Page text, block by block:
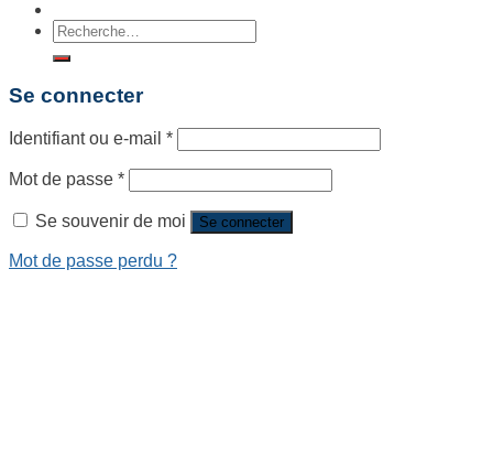
Recherche
pour :
Se connecter
Identifiant ou e-mail *
Mot de passe *
Se souvenir de moi Se connecter
Mot de passe perdu ?